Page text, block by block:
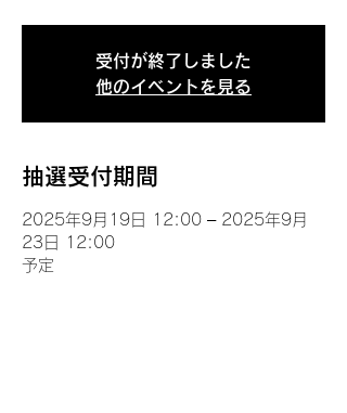
受付が終了しました
他のイベントを見る
抽選受付期間
2025年9月19日 12:00 – 2025年9月
23日 12:00
予定